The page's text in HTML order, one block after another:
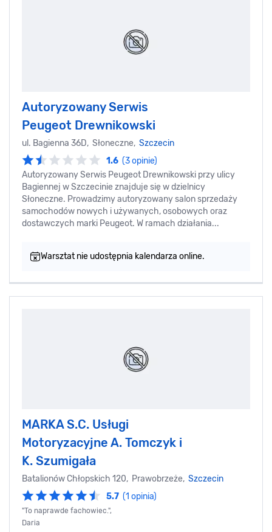
Autoryzowany Serwis
Peugeot Drewnikowski
ul. Bagienna 36D, Słoneczne, Szczecin
1.6 (3 opinie)
Autoryzowany Serwis Peugeot Drewnikowski przy ulicy
Bagiennej w Szczecinie znajduje się w dzielnicy
Słoneczne. Prowadzimy autoryzowany salon sprzedaży
samochodów nowych i używanych, osobowych oraz
dostawczych marki Peugeot. W ramach działania...
Warsztat nie udostępnia kalendarza online.
MARKA S.C. Usługi
Motoryzacyjne A. Tomczyk i
K. Szumigała
Batalionów Chłopskich 120, Prawobrzeże, Szczecin
5.7 (1 opinia)
"To naprawde fachowiec.",
Daria